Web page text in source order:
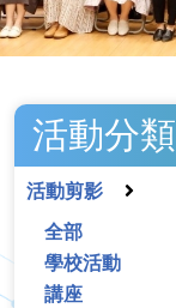
活動分類
活動剪影
全部
學校活動
講座